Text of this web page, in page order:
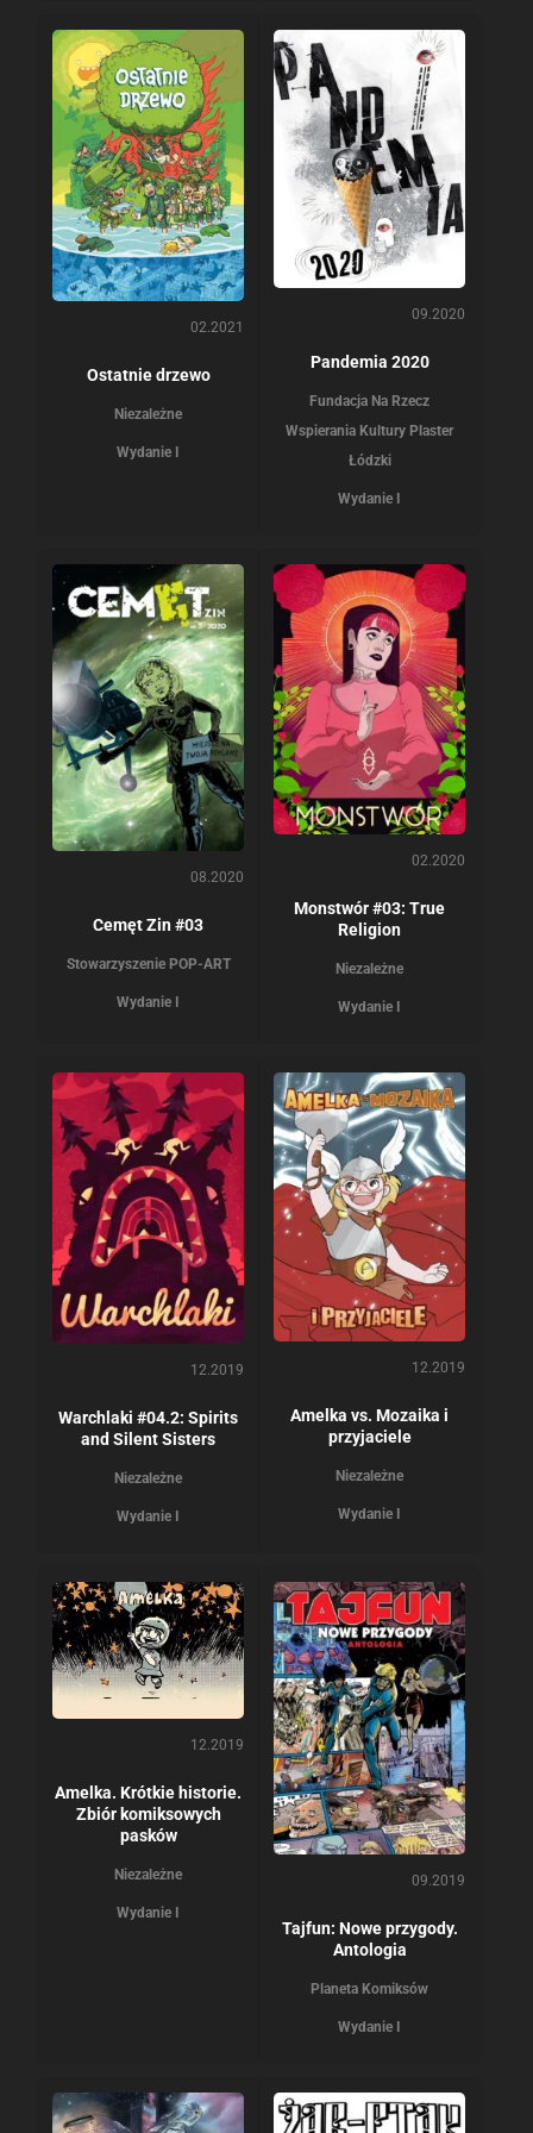
02.2021
Ostatnie drzewo
Niezależne
Wydanie I
09.2020
Pandemia 2020
Fundacja Na Rzecz
Wspierania Kultury Plaster
Łódzki
Wydanie I
08.2020
Cemęt Zin #03
Stowarzyszenie POP-ART
Wydanie I
02.2020
Monstwór #03: True
Religion
Niezależne
Wydanie I
12.2019
Warchlaki #04.2: Spirits
and Silent Sisters
Niezależne
Wydanie I
12.2019
Amelka vs. Mozaika i
przyjaciele
Niezależne
Wydanie I
12.2019
Amelka. Krótkie historie.
Zbiór komiksowych
pasków
Niezależne
Wydanie I
09.2019
Tajfun: Nowe przygody.
Antologia
Planeta Komiksów
Wydanie I